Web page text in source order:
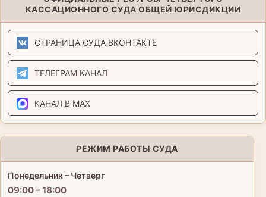
КАССАЦИОННОГО СУДА ОБЩЕЙ ЮРИСДИКЦИИ
СТРАНИЦА СУДА ВКОНТАКТЕ
ТЕЛЕГРАМ КАНАЛ
КАНАЛ В MAX
РЕЖИМ РАБОТЫ СУДА
Понедельник – Четверг
09:00 – 18:00